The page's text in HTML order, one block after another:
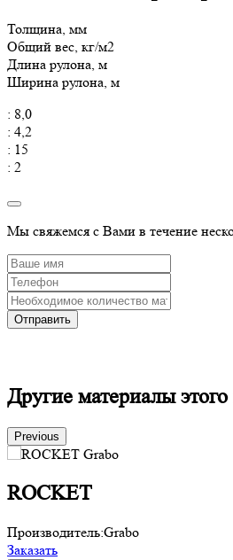
Толщина, мм
Общий вес, кг/м2
Длина рулона, м
Ширина рулона, м
: 8,0
: 4,2
: 15
: 2
Мы свяжемся с Вами в течение
Другие материалы этого
Previous
ROCKET
Производитель:Grabo
Заказать